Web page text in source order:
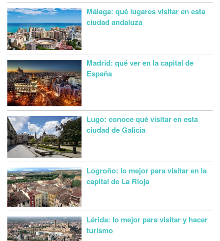
Málaga: qué lugares visitar en esta
ciudad andaluza
Madrid: qué ver en la capital de
España
Lugo: conoce qué visitar en esta
ciudad de Galicia
Logroño: lo mejor para visitar en la
capital de La Rioja
Lérida: lo mejor para visitar y hacer
turismo